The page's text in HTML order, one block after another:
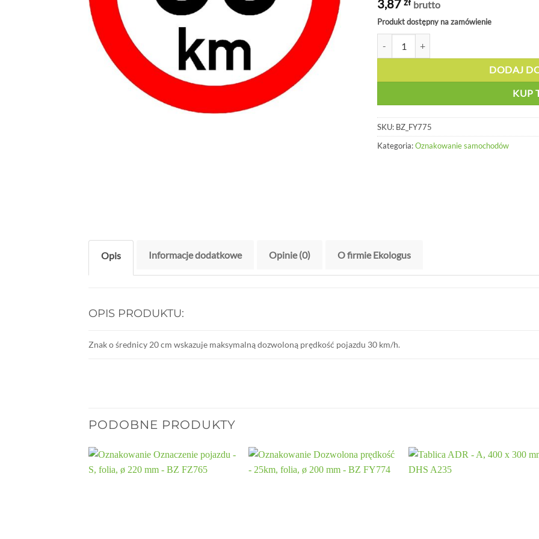
3,87 brutto
Produkt dostępny na zamówienie
DODAJ
KUP
SKU: BZ_FY775
Kategoria:Oznakowanie samochodów
Opis Informacje dodatkowe Opinie (0) O firmie Ekologus
OPIS PRODUKTU:
Znak o średnicy 20 cm wskazuje maksymalną dozwoloną prędkość pojazdu 30 km/h.
PODOBNE PRODUKTY